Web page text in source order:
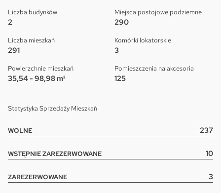
Liczba budynków
2
Liczba mieszkań
291
Powierzchnie mieszkań
35,54 - 98,98 m²
Miejsca postojowe podziemne
290
Komórki lokatorskie
3
Pomieszczenia na akcesoria
125
Statystyka Sprzedaży Mieszkań
WOLNE 237
WSTĘPNIE ZAREZERWOWANE 10
ZAREZERWOWANE 3